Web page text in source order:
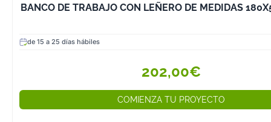
BANCO DE TRABAJO CON LEÑERO DE MEDIDAS
de 15 a 25 días hábiles
202,00€
COMIENZA TU PROYECTO